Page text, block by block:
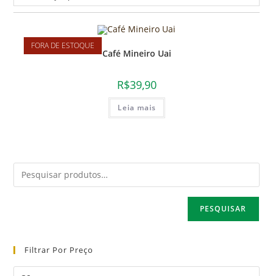
FORA DE ESTOQUE
Café Mineiro Uai
R$39,90
Leia mais
PESQUISAR
Filtrar Por Preço